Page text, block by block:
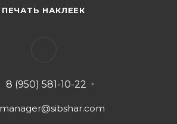
ПЕЧАТЬ НАКЛЕЕК
8 (950) 581-10-22
manager@sibshar.com